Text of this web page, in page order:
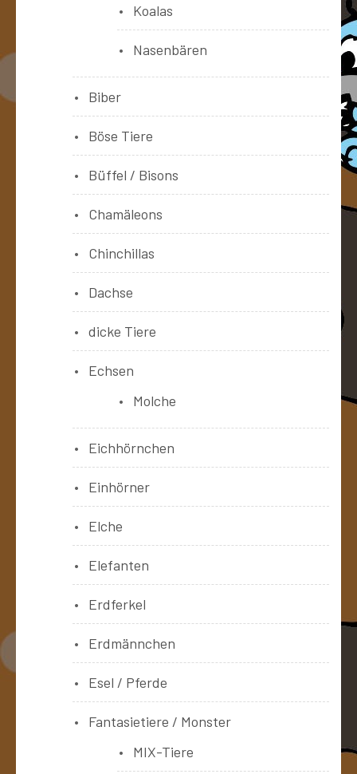
Koalas
Nasenbären
Biber
Böse Tiere
Büffel / Bisons
Chamäleons
Chinchillas
Dachse
dicke Tiere
Echsen
Molche
Eichhörnchen
Einhörner
Elche
Elefanten
Erdferkel
Erdmännchen
Esel / Pferde
Fantasietiere / Monster
MIX-Tiere